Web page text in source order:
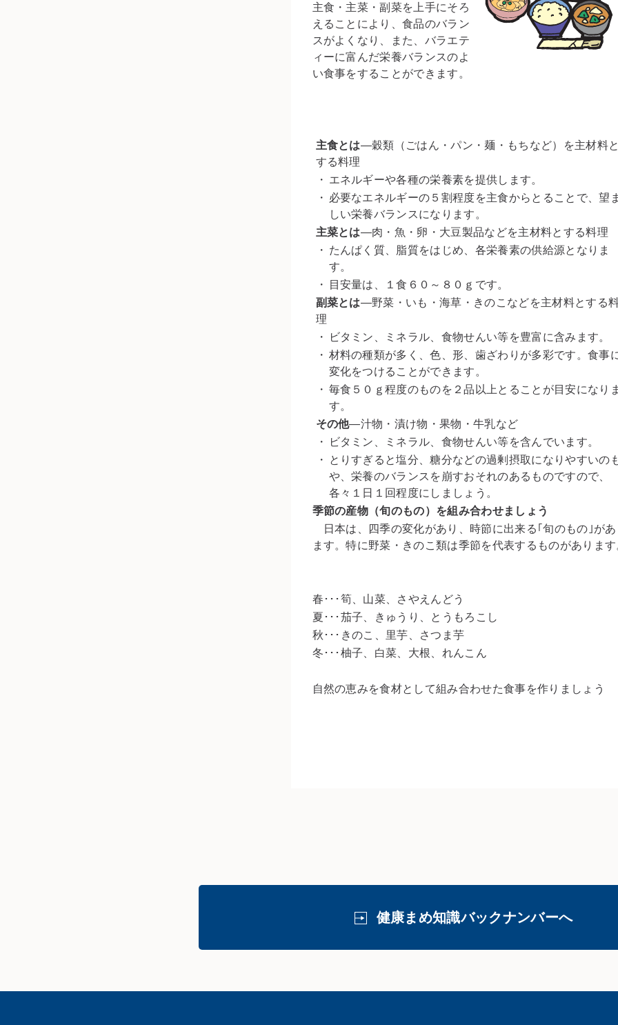
主食・主菜・副菜を上手にそろ
えることにより、食品のバラン
スがよくなり、また、バラエテ
ィーに富んだ栄養バランスのよ
い食事をすることができます。
主食とは―穀類（ごはん・パン・麺・もちなど）を主材料
する料理
・ エネルギーや各種の栄養素を提供します。
・ 必要なエネルギーの５割程度を主食からとることで、望
しい栄養バランスになります。
主菜とは―肉・魚・卵・大豆製品などを主材料とする料理
・ たんぱく質、脂質をはじめ、各栄養素の供給源となりま
す。
・
目安量は、１食６０～８０ｇです。
副菜とは―野菜・いも・海草・きのこなどを主材料とする
理
・
ビタミン、ミネラル、食物せんい等を豊富に含みます。
・ 材料の種類が多く、色、形、歯ざわりが多彩です。食事
変化をつけることができます。
・ 毎食５０ｇ程度のものを２品以上とることが目安になり
す。
その他―汁物・漬け物・果物・牛乳など
・
ビタミン、ミネラル、食物せんい等を含んでいます。
・
とりすぎると塩分、糖分などの過剰摂取になりやすいの
や、栄養のバランスを崩すおそれのあるものですので、
各々１日１回程度にしましょう。
季節の産物（旬のもの）を組み合わせましょう
日本は、四季の変化があり、時節に出来る｢旬のもの｣が
ます。特に野菜・きのこ類は季節を代表するものがありま
春･･･筍、山菜、さやえんどう
夏･･･茄子、きゅうり、とうもろこし
秋･･･きのこ、里芋、さつま芋
冬･･･柚子、白菜、大根、れんこん
自然の恵みを食材として組み合わせた食事を作りましょう
健康まめ知識バックナンバーへ